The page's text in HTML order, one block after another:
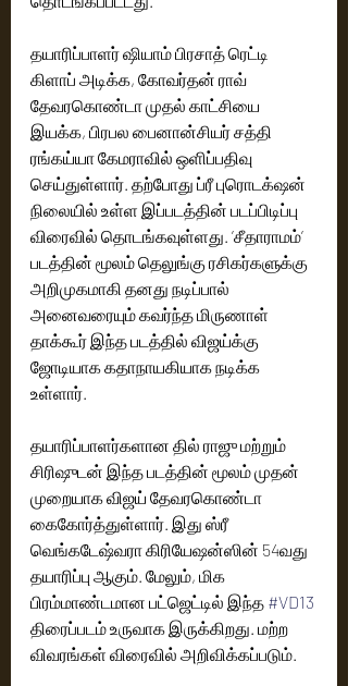
தயாரிப்பாளர் ஷியாம் பிரசாத் ரெட்டி
கிளாப் அடிக்க, கோவர்தன் ராவ்
தேவரகொண்டா முதல் காட்சியை
இயக்க, பிரபல பைனான்சியர் சத்தி
ரங்கய்யா கேமராவில் ஒளிப்பதிவு
செய்துள்ளார். தற்போது ப்ரீ புரொடக்‌ஷன்
நிலையில் உள்ள இப்படத்தின் படப்பிடிப்பு
விரைவில் தொடங்கவுள்ளது. ’சீதாராமம்’
படத்தின் மூலம் தெலுங்கு ரசிகர்களுக்கு
அறிமுகமாகி தனது நடிப்பால்
அனைவரையும் கவர்ந்த மிருணாள்
தாக்கூர் இந்த படத்தில் விஜய்க்கு
ஜோடியாக கதாநாயகியாக நடிக்க
உள்ளார்.
தயாரிப்பாளர்களான தில் ராஜு மற்றும்
சிரிஷுடன் இந்த படத்தின் மூலம் முதன்
முறையாக விஜய் தேவரகொண்டா
கைகோர்த்துள்ளார். இது ஸ்ரீ
வெங்கடேஷ்வரா கிரியேஷன்ஸின் 54வது
தயாரிப்பு ஆகும். மேலும், மிக
பிரம்மாண்டமான பட்ஜெட்டில் இந்த #VD13
திரைப்படம் உருவாக இருக்கிறது. மற்ற
விவரங்கள் விரைவில் அறிவிக்கப்படும்.